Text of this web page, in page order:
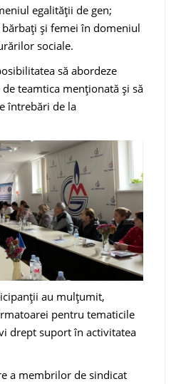
egalității de gen;
și femei în domeniul
sociale.
să abordeze
teamtica menționată și să
întrebări de la
au mulțumit,
pentru tematicile
drept suport în activitatea
a membrilor de sindicat